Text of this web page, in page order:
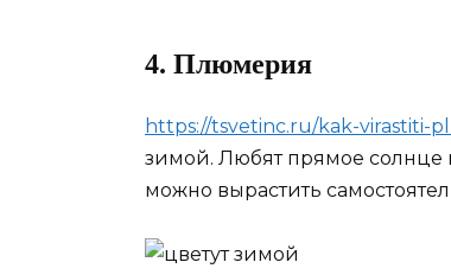
4. Плюмерия
https://tsvetinc.ru/kak-virastiti-
зимой. Любят прямое солнце
можно вырастить